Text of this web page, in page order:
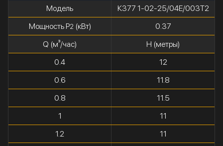
Модель
К377 1-02-25/04Е/003Т2
Мощность P2(кВт)
0.37
Q (м³/час)
H (метры)
0.4
12
0.6
11.8
0.8
11.5
1
11
1.2
11